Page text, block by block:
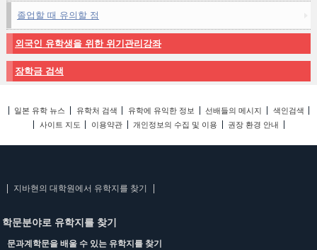
졸업할 때 유의할 점
외국인 유학생을 위한 위기관리강좌
장학금 검색
일본 유학 뉴스 유학처 검색 유학에 유익한 정보 선배들의 메시지
색인검색
사이트 지도
이용약관 개인정보의 수집 및 이용 권장 환경 안내
지바현의 대학원에서 유학지를 찾기
학문분야로 유학지를 찾기
문과계학문을 배울 수 있는 유학지를 찾기